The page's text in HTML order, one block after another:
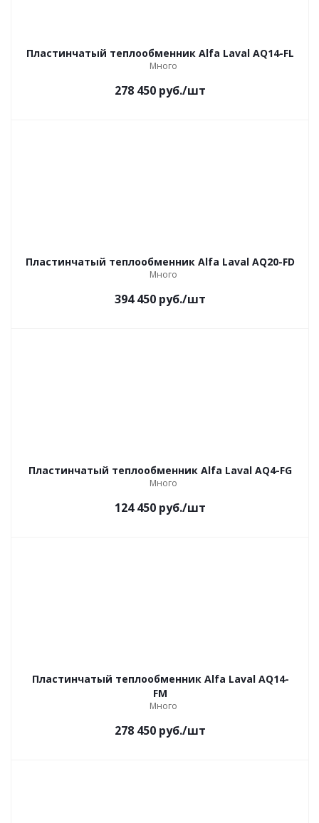
Пластинчатый теплообменник Alfa Laval AQ14-FL
Много
278 450 руб./шт
Пластинчатый теплообменник Alfa Laval AQ20-FD
Много
394 450 руб./шт
Пластинчатый теплообменник Alfa Laval AQ4-FG
Много
124 450 руб./шт
Пластинчатый теплообменник Alfa Laval AQ14-
FM
Много
278 450 руб./шт